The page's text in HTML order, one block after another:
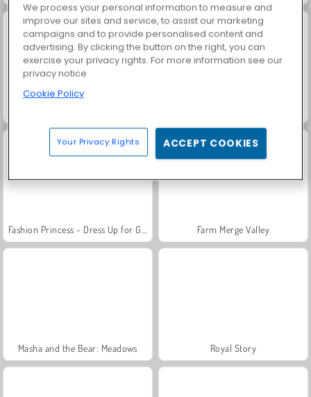
Farm Merge Valley
Masha and the Bear: Meadows Royal Story
We process your personal information to measure and
improve our sites and service, to assist our marketing
campaigns and to provide personalised content and
advertising. By clicking the button on the right, you can
exercise your privacy rights. For more information see our
privacy notice
Cookie Policy
Your Privacy Rights ACCEPT COOKIES